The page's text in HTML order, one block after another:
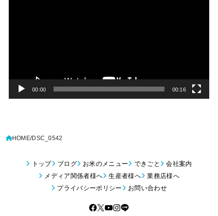
00:00 00:16
HOME DSC_0542
トップ ブログ お米のメニュー できごと
会社案内
メディア関係者様へ
生産者様へ
業務店様へ
プライバシーポリシー
お問い合わせ